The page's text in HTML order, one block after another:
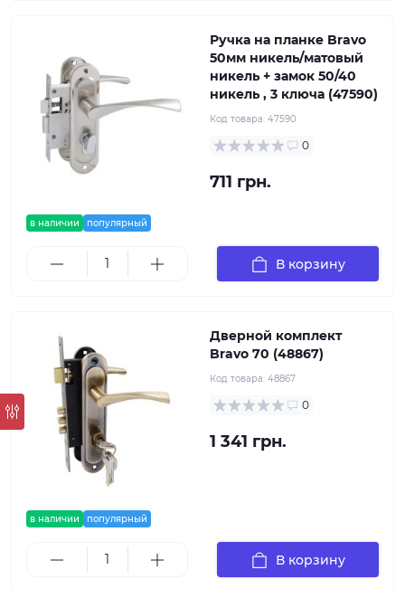
в наличии популярный
Ручка на планке Bravo
50мм никель/матовый
никель + замок 50/40
никель , 3 ключа (47590)
Код товара: 47590
0
711 грн.
В корзину
в наличии популярный
Дверной комплект
Bravo 70 (48867)
Код товара: 48867
0
1 341 грн.
В корзину